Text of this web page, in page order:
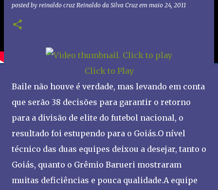
posted by reinaldo cruz Reinaldo da Silva Cruz em maio 24, 2011
Click to Play
Baile não houve é verdade, mas levando em conta
que serão 38 decisões para garantir o retorno
para a divisão de elite do futebol nacional, o
resultado foi estupendo para o Goiás.O nível
técnico das duas equipes deixou a desejar, tanto o
Goiás, quanto o Grêmio Barueri mostraram
muitas deficiências e pouca qualidade.A equipe